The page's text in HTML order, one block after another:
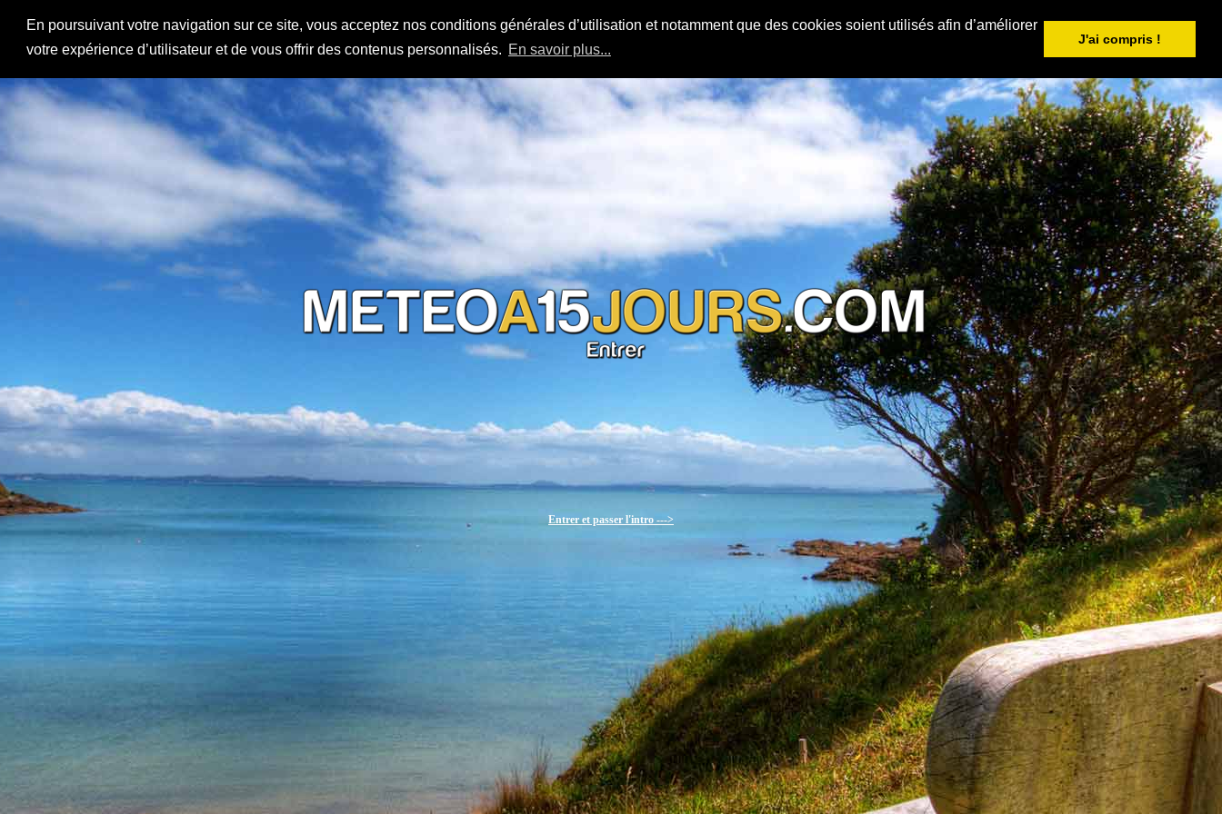
En poursuivant votre navigation sur ce site, vous acceptez nos conditions générales d’utilisation et notamment que des cookies soient utilisés afin d’améliorer
votre expérience d’utilisateur et de vous offrir des contenus personnalisés. En savoir plus...
J'ai compris !
Entrer et passer l'intro --->